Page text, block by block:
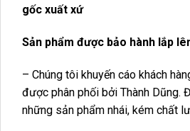
gốc xuất xứ
Sản phẩm được bảo hành lắp
– Chúng tôi khuyến cáo khách
được phân phối bởi Thành Dũng.
những sản phẩm nhái, kém chất